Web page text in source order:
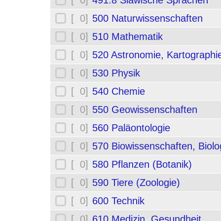
[ 0] 500 Naturwissenschaften
[ 0] 510 Mathematik
[ 0] 520 Astronomie,
[ 0] 530 Physik
[ 0] 540 Chemie
[ 0] 550 Geowissenschaften
[ 0] 560 Paläontologie
[ 0] 570 Biowissenschaften,
[ 0] 580 Pflanzen (Botanik)
[ 0] 590 Tiere (Zoologie)
[ 0] 600 Technik